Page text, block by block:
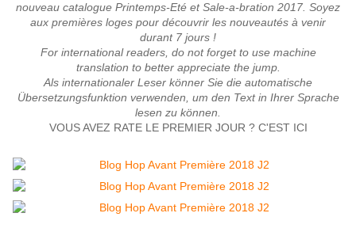
nouveau catalogue Printemps-Eté et Sale-a-bration 2017. Soyez
aux premières loges pour découvrir les nouveautés à venir
durant 7 jours !
For international readers, do not forget to use machine
translation to better appreciate the jump.
Als internationaler Leser könner Sie die automatische
Übersetzungsfunktion verwenden, um den Text in Ihrer Sprache
lesen zu können.
VOUS AVEZ RATE LE PREMIER JOUR ? C'EST ICI